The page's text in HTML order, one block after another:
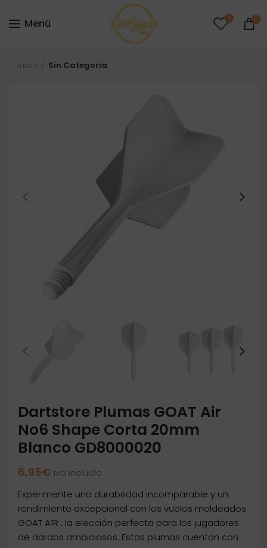
Menú 0 0
Inicio Sin Categoria
Dartstore Plumas GOAT Air
No6 Shape Corta 20mm
Blanco GD8000020
6,95€ Iva incluido
Experimente una durabilidad incomparable y un
rendimiento excepcional con los vuelos moldeados
GOAT A1R : la elección perfecta para los jugadores
de dardos ambiciosos. Estas plumas cuentan con